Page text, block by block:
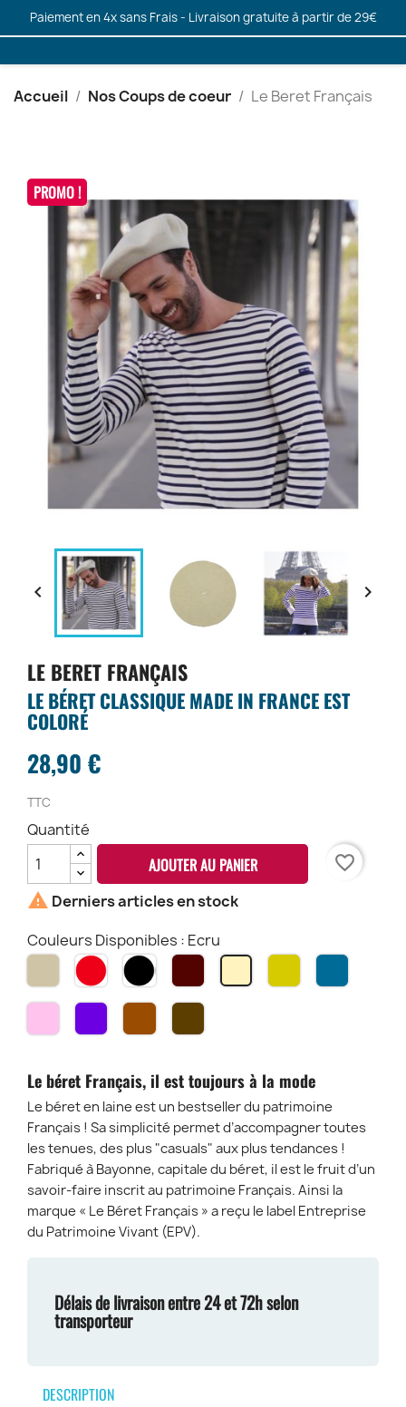
Paiement en 4x sans Frais - Livraison gratuite à partir de 29€
Accueil Nos Coups de coeur Le Beret Français
PROMO !
 
LE BERET FRANÇAIS
LE BÉRET CLASSIQUE MADE IN FRANCE EST
COLORÉ
28,90 €
TTC
Quantité
AJOUTER AU PANIER favorite_border
 Derniers articles en stock
Couleurs Disponibles : Ecru
Taupe Rouge Noir BordeauxEcru MoutardeOutre-
Mer
Rose
Pâle
Violet CaramelMarron
Chiné
Le béret Français, il est toujours à la mode
Le béret en laine est un bestseller du patrimoine
Français ! Sa simplicité permet d’accompagner toutes
les tenues, des plus "casuals" aux plus tendances !
Fabriqué à Bayonne, capitale du béret, il est le fruit d’un
savoir-faire inscrit au patrimoine Français. Ainsi la
marque « Le Béret Français » a reçu le label Entreprise
du Patrimoine Vivant (EPV).
Délais de livraison entre 24 et 72h selon
transporteur
DESCRIPTION